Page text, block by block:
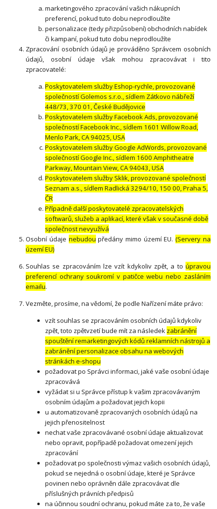
marketingového zpracování vašich nákupních
preferencí, pokud tuto dobu neprodloužíte
personalizace (tedy přizpůsobení) obchodních nabídek
či kampaní, pokud tuto dobu neprodloužíte
Zpracování osobních údajů je prováděno Správcem osobních
údajů, osobní údaje však mohou zpracovávat i tito
zpracovatelé:
Poskytovatelem služby Eshop-rychle, provozované
společností Golemos s.r.o., sídlem Zátkovo nábřeží
448/73, 370 01, České Budějovice
Poskytovatelem služby Facebook Ads, provozované
společností Facebook Inc., sídlem 1601 Willow Road,
Menlo Park, CA 94025, USA
Poskytovatelem služby Google AdWords, provozované
společností Google Inc., sídlem 1600 Amphitheatre
Parkway, Mountain View, CA 94043, USA
Poskytovatelem služby Sklik, provozované společností
Seznam a.s., sídlem Radlická 3294/10, 150 00, Praha 5,
ČR
Případně další poskytovatelé zpracovatelských
softwarů, služeb a aplikací, které však v současné době
společnost nevyužívá
Osobní údaje nebudou předány mimo území EU.(Servery na
území EU)
Souhlas se zpracováním lze vzít kdykoliv zpět, a to úpravou
preferencí ochrany soukromí v patičce webu nebo zasláním
emailu.
Vezměte, prosíme, na vědomí, že podle Nařízení máte právo:
vzít souhlas se zpracováním osobních údajů kdykoliv
zpět, toto zpětvzetí bude mít za následek zabránění
spouštění remarketingových kódů reklamních nástrojů a
zabránění personalizace obsahu na webových
stránkách e-shopu
požadovat po Správci informaci, jaké vaše osobní údaje
zpracovává
vyžádat si u Správce přístup k vašim zpracovávaným
osobním údajům a požadovat jejich kopii
u automatizovaně zpracovaných osobních údajů na
jejich přenositelnost
nechat vaše zpracovávané osobní údaje aktualizovat
nebo opravit, popřípadě požadovat omezení jejich
zpracování
požadovat po společnosti výmaz vašich osobních údajů,
pokud se nejedná o osobní údaje, které je Správce
povinen nebo oprávněn dále zpracovávat dle
příslušných právních předpisů
na účinnou soudní ochranu, pokud máte za to, že vaše